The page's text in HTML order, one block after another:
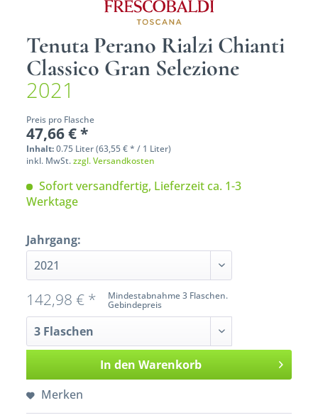
Tenuta Perano Rialzi Chianti
Classico Gran Selezione
2021
Preis pro Flasche
47,66 € *
Inhalt:0.75 Liter (63,55 € * / 1 Liter)
inkl. MwSt.zzgl. Versandkosten
Sofort versandfertig, Lieferzeit ca. 1-3
Werktage
Jahrgang:
Mindestabnahme 3 Flaschen.
Gebindepreis
142,98 € *
In den Warenkorb
Merken